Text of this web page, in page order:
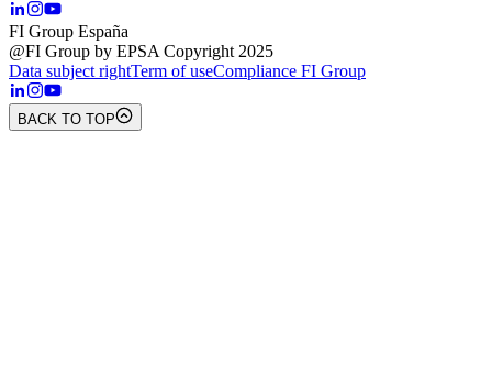
FI Group España
@FI Group by EPSA Copyright 2025
Data subject rightTerm of useCompliance FI Group
BACK TO TOP